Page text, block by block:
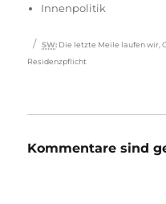
amInnenpolitik
Schlagwörter
SW: Die letzte Meile laufen wir ,
Residenzpflicht
Kommentare sind